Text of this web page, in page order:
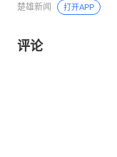
楚雄新闻 打开APP
评论